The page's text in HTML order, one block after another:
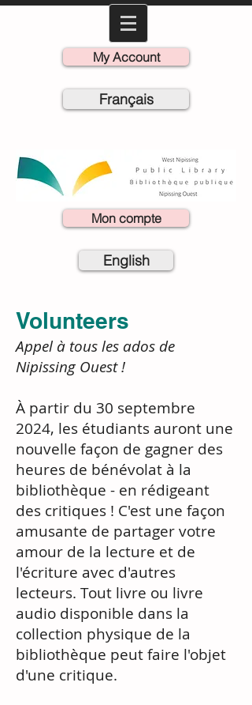
My Account
Français
Mon compte
English
Volunteers
Appel à tous les ados de
Nipissing Ouest !
À partir du 30 septembre
2024, les étudiants auront une
nouvelle façon de gagner des
heures de bénévolat à la
bibliothèque - en rédigeant
des critiques ! C'est une façon
amusante de partager votre
amour de la lecture et de
l'écriture avec d'autres
lecteurs. Tout livre ou livre
audio disponible dans la
collection physique de la
bibliothèque peut faire l'objet
d'une critique.